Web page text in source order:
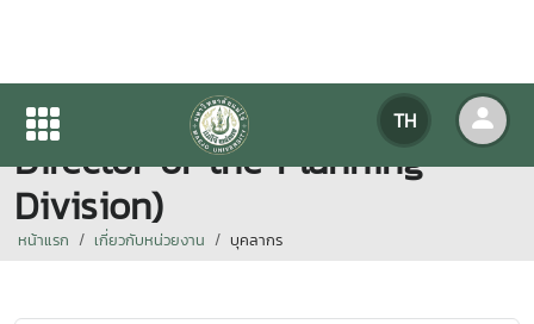
TH
ผู้อำนวยการกองแผนงาน (
Director of the Planning
Division)
หน้าแรก เกี่ยวกับหน่วยงาน บุคลากร